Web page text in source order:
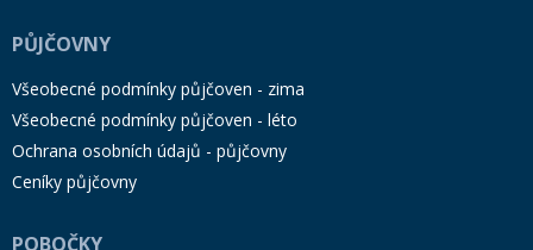
PŮJČOVNY
Všeobecné podmínky půjčoven - zima
Všeobecné podmínky půjčoven - léto
Ochrana osobních údajů - půjčovny
Ceníky půjčovny
POBOČKY